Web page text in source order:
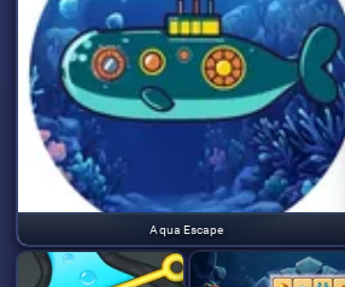
Aqua Escape